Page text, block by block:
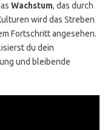
Wachstum, das durch
wird das Streben
Fortschritt angesehen.
du dein
und bleibende